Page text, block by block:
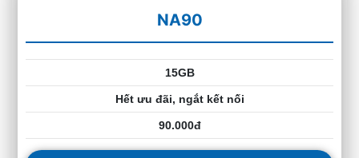
NA90
15GB
Hết ưu đãi, ngắt kết nối
90.000đ